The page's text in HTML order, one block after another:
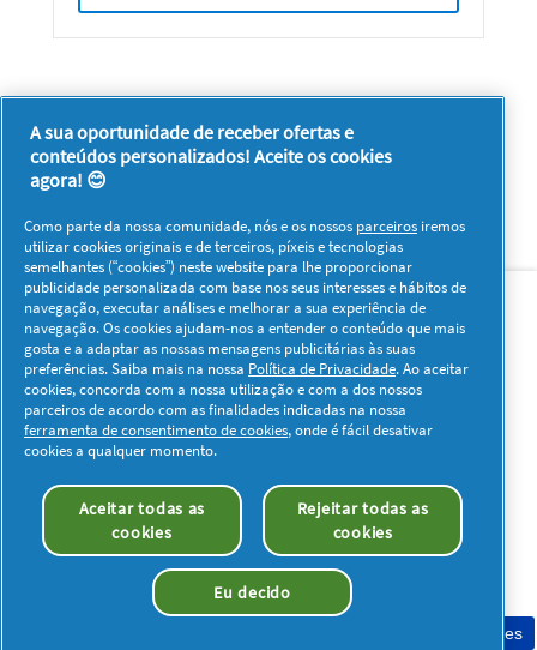
Sobre nós Contacto Visitar www.pg.com
Redes Sociais
Os meus dados Privacidade
Sobre os Cookies
Termos e Condições
Declaração de Acessibilidade
© 2026 Procter & Gamble. Todos os direitos reservados. O uso e
acesso à informação presentes neste site estão sujeitos aos
termos e condições definidos no nosso acordo legal.
Consentimento de cookies
A sua oportunidade de receber ofertas e
conteúdos personalizados! Aceite os cookies
agora! 😊
Como parte da nossa comunidade, nós e os nossos parceiros iremos
utilizar cookies originais e de terceiros, píxeis e tecnologias
semelhantes (“cookies”) neste website para lhe proporcionar
publicidade personalizada com base nos seus interesses e hábitos de
navegação, executar análises e melhorar a sua experiência de
navegação. Os cookies ajudam-nos a entender o conteúdo que mais
gosta e a adaptar as nossas mensagens publicitárias às suas
preferências. Saiba mais na nossa Política de Privacidade. Ao aceitar
cookies, concorda com a nossa utilização e com a dos nossos
parceiros de acordo com as finalidades indicadas na nossa
ferramenta de consentimento de cookies, onde é fácil desativar
cookies a qualquer momento.
Aceitar todas as
cookies
Rejeitar todas as
cookies
Eu decido